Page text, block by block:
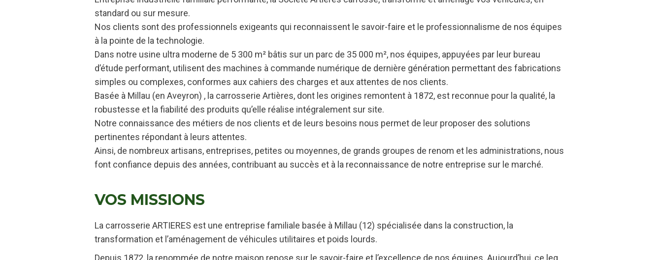
standard ou sur mesure.
Nos clients sont des professionnels exigeants qui reconnaissent le savoir-faire et le professionnalisme de nos équipes
à la pointe de la technologie.
Dans notre usine ultra moderne de 5 300 m² bâtis sur un parc de 35 000 m², nos équipes, appuyées par leur bureau
d’étude performant, utilisent des machines à commande numérique de dernière génération permettant des fabrications
simples ou complexes, conformes aux cahiers des charges et aux attentes de nos clients.
Basée à Millau (en Aveyron) , la carrosserie Artières, dont les origines remontent à 1872, est reconnue pour la qualité, la
robustesse et la fiabilité des produits qu’elle réalise intégralement sur site.
Notre connaissance des métiers de nos clients et de leurs besoins nous permet de leur proposer des solutions
pertinentes répondant à leurs attentes.
Ainsi, de nombreux artisans, entreprises, petites ou moyennes, de grands groupes de renom et les administrations, nous
font confiance depuis des années, contribuant au succès et à la reconnaissance de notre entreprise sur le marché.
VOS MISSIONS
La carrosserie ARTIERES est une entreprise familiale basée à Millau (12) spécialisée dans la construction, la
transformation et l’aménagement de véhicules utilitaires et poids lourds.
Depuis 1872, la renommée de notre maison repose sur le savoir-faire et l’excellence de nos équipes. Aujourd’hui, ce leg